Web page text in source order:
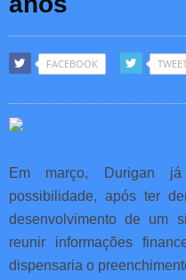
FACEBOOK
Em março, Durigan
possibilidade, após ter
desenvolvimento de um
reunir informações
dispensaria o